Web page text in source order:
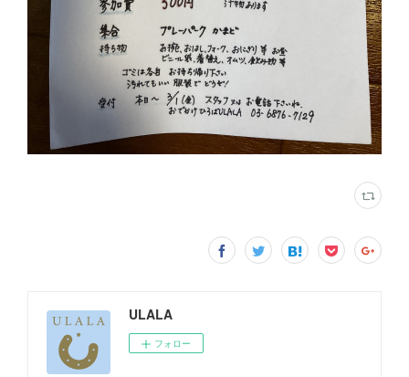
ULALA
フォロー